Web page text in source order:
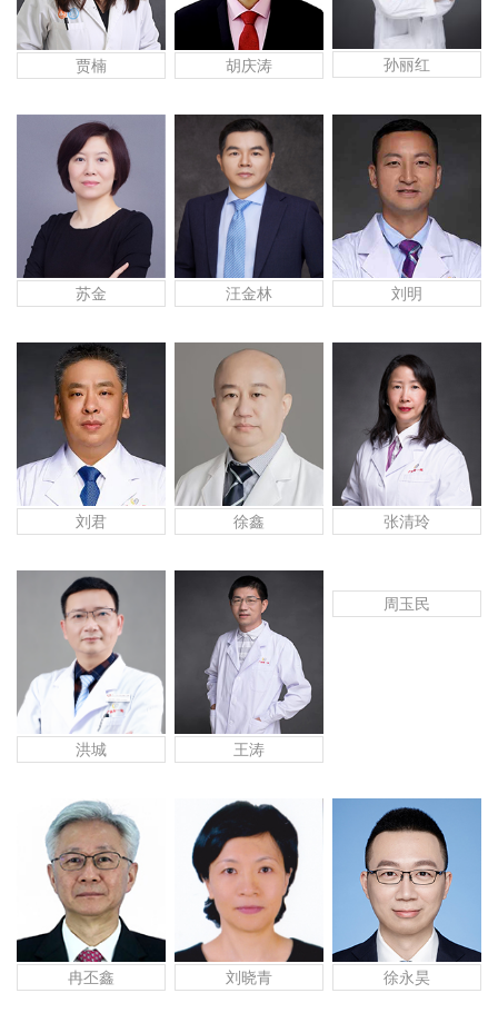
贾楠 胡庆涛 孙丽红
苏金 汪金林 刘明
刘君 徐鑫 张清玲
洪城 王涛
周玉民
冉丕鑫 刘晓青 徐永昊